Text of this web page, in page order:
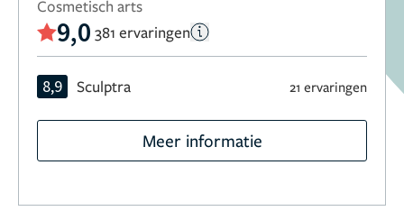
Cosmetisch arts
9,0 381 ervaringen
8,9 Sculptra 21 ervaringen
Meer informatie